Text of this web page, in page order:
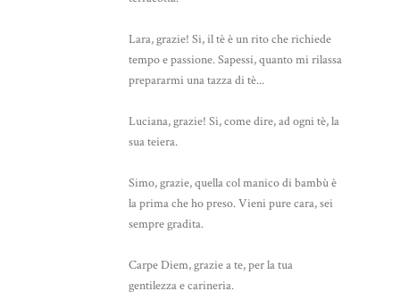
Lara, grazie! Si, il tè è un rito che richiede
tempo e passione. Sapessi, quanto mi rilassa
prepararmi una tazza di tè...
Luciana, grazie! Si, come dire, ad ogni tè, la
sua teiera.
Simo, grazie, quella col manico di bambù è
la prima che ho preso. Vieni pure cara, sei
sempre gradita.
Carpe Diem, grazie a te, per la tua
gentilezza e carineria.